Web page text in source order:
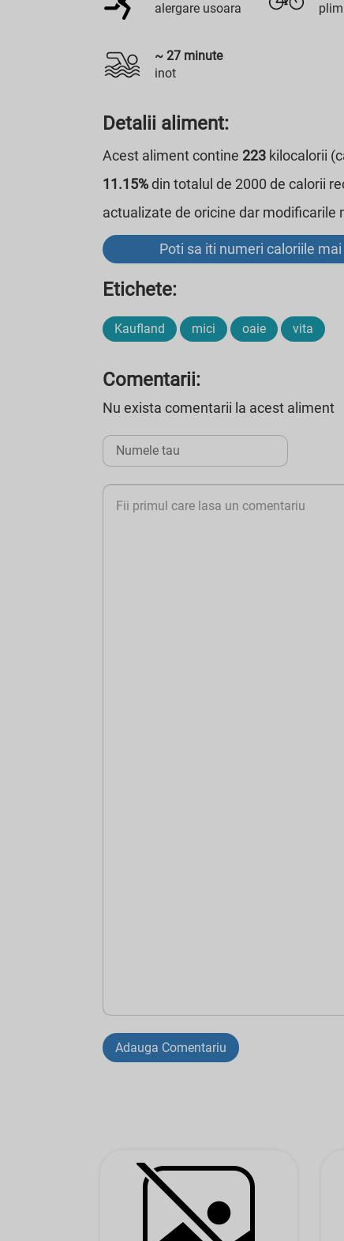
alergare usoara
~27 minute
inot
Detalii aliment:
Acest aliment contine223 kilocalorii
11.15%din totalul de 2000 de calorii
actualizate de oricine dar
Poti sa iti numeri caloriile
Etichete:
Kaufland mici oaie vita
Comentarii:
Nu exista comentarii la acest aliment
Adauga Comentariu